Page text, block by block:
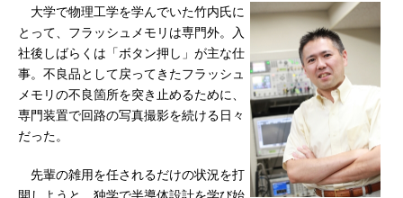
大学で物理工学を学んでいた竹内氏に
とって、フラッシュメモリは専門外。入
社後しばらくは「ボタン押し」が主な仕
事。不良品として戻ってきたフラッシュ
メモリの不良箇所を突き止めるために、
専門装置で回路の写真撮影を続ける日々
だった。
先輩の雑用を任されるだけの状況を打